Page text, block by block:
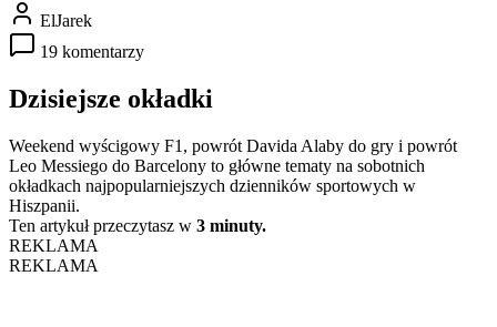
ElJarek
19 komentarzy
Dzisiejsze okładki
Weekend wyścigowy F1, powrót Davida Alaby do gry i powrót
Leo Messiego do Barcelony to główne tematy na sobotnich
okładkach najpopularniejszych dzienników sportowych w
Hiszpanii.
Ten artykuł przeczytasz w 3 minuty.
REKLAMA
REKLAMA